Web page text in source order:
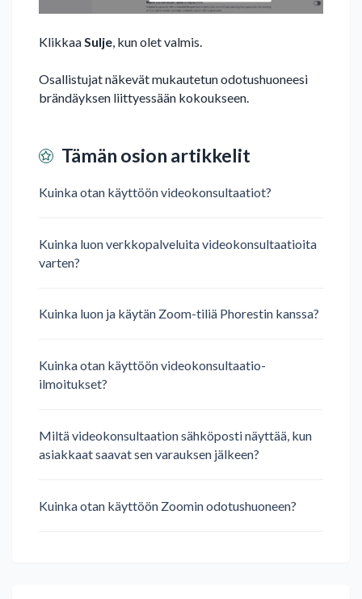
KlikkaaSulje, kun olet valmis.
Osallistujat näkevät mukautetun odotushuoneesi
brändäyksen liittyessään kokoukseen.
Tämän osion artikkelit
Kuinka otan käyttöön videokonsultaatiot?
Kuinka luon verkkopalveluita videokonsultaatioita
varten?
Kuinka luon ja käytän Zoom-tiliä Phorestin kanssa?
Kuinka otan käyttöön videokonsultaatio-
ilmoitukset?
Miltä videokonsultaation sähköposti näyttää, kun
asiakkaat saavat sen varauksen jälkeen?
Kuinka otan käyttöön Zoomin odotushuoneen?